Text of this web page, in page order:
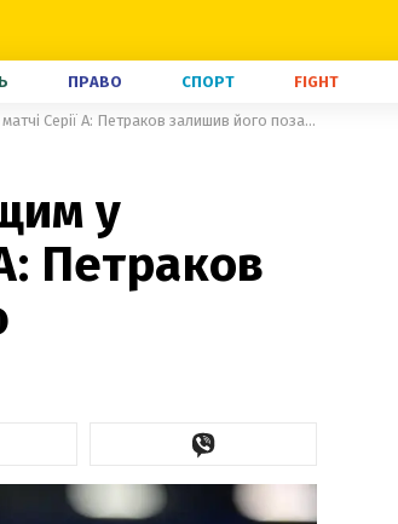
ПРАВО СПОРТ FIGHT
Маліновський став найкращим у чемпіонському матчі Серії А: Петраков залишив його поза збірною
у
Петраков